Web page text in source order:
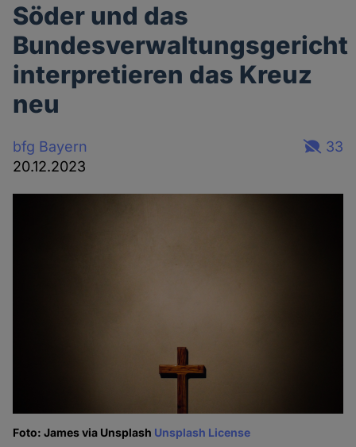
Söder und das
Bundesverwaltungsgericht
interpretieren das Kreuz
neu
bfg Bayern
20.12.2023
33
Foto: James via Unsplash Unsplash License